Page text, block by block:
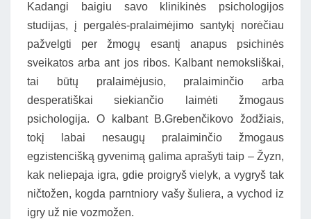
Kadangi baigiu savo klinikinės psichologijos
studijas, į pergalės-pralaimėjimo santykį norėčiau
pažvelgti per žmogų esantį anapus psichinės
sveikatos arba ant jos ribos. Kalbant nemoksliškai,
tai būtų pralaimėjusio, pralaiminčio arba
desperatiškai siekiančio laimėti žmogaus
psichologija. O kalbant B.Grebenčikovo žodžiais,
tokį labai nesaugų pralaiminčio žmogaus
egzistencišką gyvenimą galima aprašyti taip – Žyzn,
kak neliepaja igra, gdie proigryš vielyk, a vygryš tak
ničtožen, kogda parntniory vašy šuliera, a vychod iz
igry už nie vozmožen.